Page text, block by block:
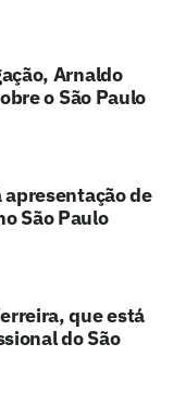
Arnaldo
o São Paulo
apresentação de
São Paulo
que está
do São